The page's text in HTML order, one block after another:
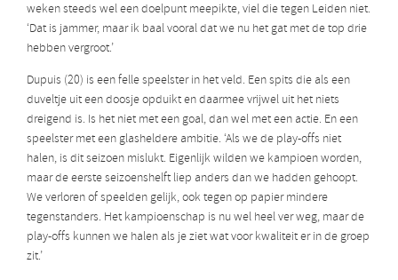
weken steeds wel een doelpunt meepikte, viel die tegen Leiden niet.
‘Dat is jammer, maar ik baal vooral dat we nu het gat met de top drie
hebben vergroot.’
Dupuis (20) is een felle speelster in het veld. Een spits die als een
duveltje uit een doosje opduikt en daarmee vrijwel uit het niets
dreigend is. Is het niet met een goal, dan wel met een actie. En een
speelster met een glasheldere ambitie. ‘Als we de play-offs niet
halen, is dit seizoen mislukt. Eigenlijk wilden we kampioen worden,
maar de eerste seizoenshelft liep anders dan we hadden gehoopt.
We verloren of speelden gelijk, ook tegen op papier mindere
tegenstanders. Het kampioenschap is nu wel heel ver weg, maar de
play-offs kunnen we halen als je ziet wat voor kwaliteit er in de groep
zit.’